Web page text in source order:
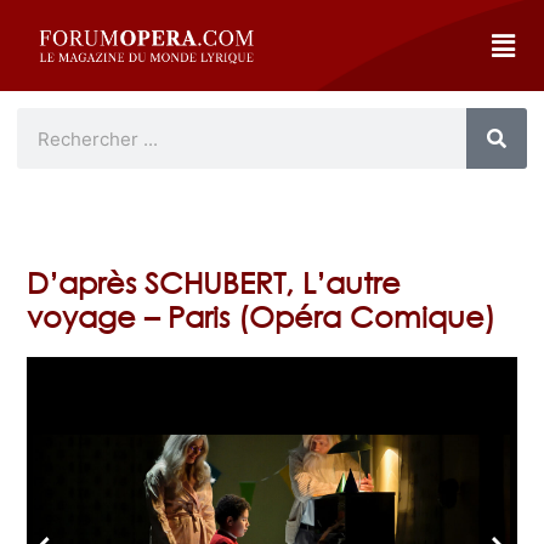
D’après SCHUBERT, L’autre
voyage – Paris (Opéra Comique)